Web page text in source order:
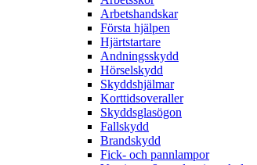
Arbetshandskar
Första hjälpen
Hjärtstartare
Andningsskydd
Hörselskydd
Skyddshjälmar
Korttidsoveraller
Skyddsglasögon
Fallskydd
Brandskydd
Fick- och pannlampor